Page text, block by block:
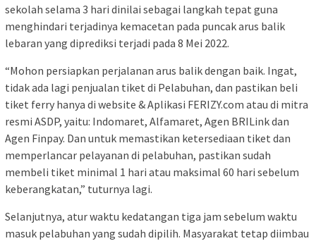
sekolah selama 3 hari dinilai sebagai langkah tepat guna
menghindari terjadinya kemacetan pada puncak arus balik
lebaran yang diprediksi terjadi pada 8 Mei 2022.
“Mohon persiapkan perjalanan arus balik dengan baik. Ingat,
tidak ada lagi penjualan tiket di Pelabuhan, dan pastikan beli
tiket ferry hanya di website & Aplikasi FERIZY.com atau di mitra
resmi ASDP, yaitu: Indomaret, Alfamaret, Agen BRILink dan
Agen Finpay. Dan untuk memastikan ketersediaan tiket dan
memperlancar pelayanan di pelabuhan, pastikan sudah
membeli tiket minimal 1 hari atau maksimal 60 hari sebelum
keberangkatan,” tuturnya lagi.
Selanjutnya, atur waktu kedatangan tiga jam sebelum waktu
masuk pelabuhan yang sudah dipilih. Masyarakat tetap diimbau